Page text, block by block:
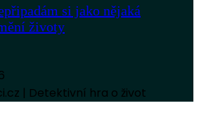
si jako nějaká
životy
| Detektivní hra o život